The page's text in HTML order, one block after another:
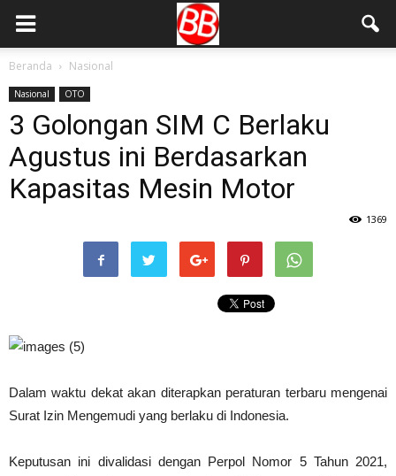
Beranda Nasional
Nasional OTO
3 Golongan SIM C Berlaku
Agustus ini Berdasarkan
Kapasitas Mesin Motor
1369
Dalam waktu dekat akan diterapkan peraturan terbaru mengenai
Surat Izin Mengemudi yang berlaku di Indonesia.
Keputusan ini divalidasi dengan Perpol Nomor 5 Tahun 2021,